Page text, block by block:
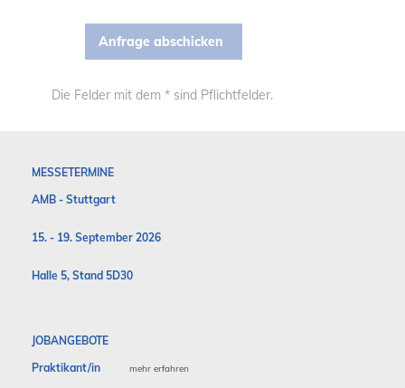
Die Felder mit dem * sind Pflichtfelder.
MESSETERMINE
AMB - Stuttgart
15. - 19. September 2026
Halle 5, Stand 5D30
JOBANGEBOTE
Praktikant/in
mehr erfahren